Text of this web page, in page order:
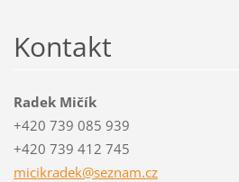
Kontakt
Radek Mičík
+420 739 085 939
+420 739 412 745
micikradek@seznam.cz